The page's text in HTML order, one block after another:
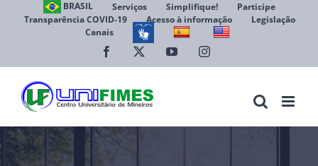
BRASIL Serviços Simplifique!
Participe
Transparência COVID-19
Acesso à informação
Legislação
Canais
Facebook YouTubeInstagram